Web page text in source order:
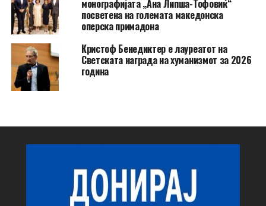
монографијата „Ана Липша-Тофовиќ“
посветена на големата македонска
оперска примадона
Кристоф Бенедиктер е лауреатот на
Светската награда на хуманизмот за 2026
година